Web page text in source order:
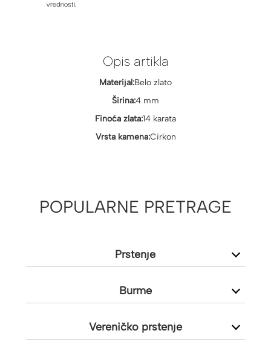
vrednosti.
Opis artikla
Materijal:Belo zlato
Širina:4 mm
Finoća zlata:14 karata
Vrsta kamena:Cirkon
POPULARNE PRETRAGE
Prstenje
Burme
Vereničko prstenje